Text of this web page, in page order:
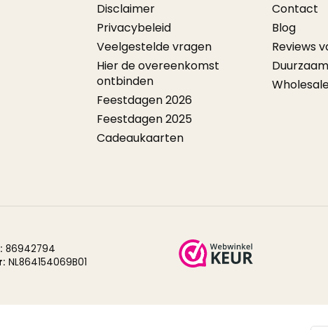
Disclaimer
Privacybeleid
Veelgestelde vragen
Hier de overeenkomst
ontbinden
Feestdagen 2026
Feestdagen 2025
Cadeaukaarten
Contact
Blog
Reviews
86942794
NL864154069B01